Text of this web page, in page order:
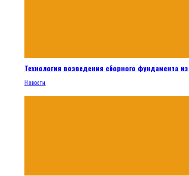
Технология возведения сборного фундамента
Новости